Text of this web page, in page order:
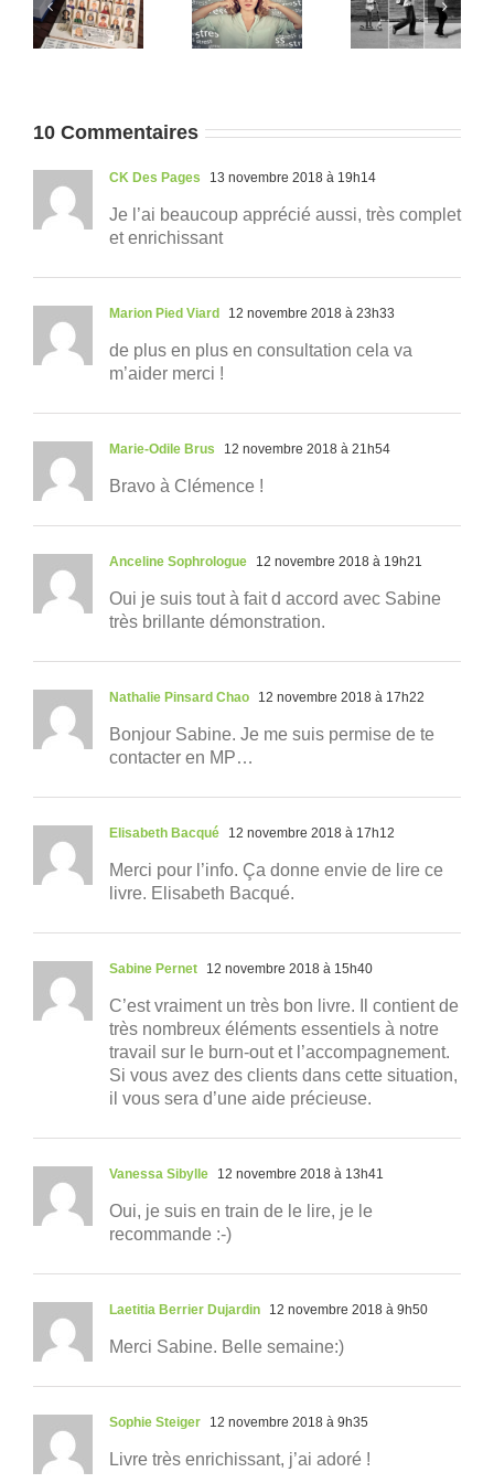
corps
reste en
pourquoi
cette
impression
décrocher
devient
10 Commentaires
CK Des Pages 13 novembre 2018 à 19h14
Je l’ai beaucoup apprécié aussi, très complet
et enrichissant
Marion Pied Viard 12 novembre 2018 à 23h33
de plus en plus en consultation cela va
m’aider merci !
Marie-Odile Brus 12 novembre 2018 à 21h54
Bravo à Clémence !
Anceline Sophrologue 12 novembre 2018 à 19h21
Oui je suis tout à fait d accord avec Sabine
très brillante démonstration.
Nathalie Pinsard Chao 12 novembre 2018 à 17h22
Bonjour Sabine. Je me suis permise de te
contacter en MP…
Elisabeth Bacqué 12 novembre 2018 à 17h12
Merci pour l’info. Ça donne envie de lire ce
livre. Elisabeth Bacqué.
Sabine Pernet 12 novembre 2018 à 15h40
C’est vraiment un très bon livre. Il contient de
très nombreux éléments essentiels à notre
travail sur le burn-out et l’accompagnement.
Si vous avez des clients dans cette situation,
il vous sera d’une aide précieuse.
Vanessa Sibylle 12 novembre 2018 à 13h41
Oui, je suis en train de le lire, je le
recommande :-)
Laetitia Berrier Dujardin 12 novembre 2018 à 9h50
Merci Sabine. Belle semaine:)
Sophie Steiger 12 novembre 2018 à 9h35
Livre très enrichissant, j’ai adoré !